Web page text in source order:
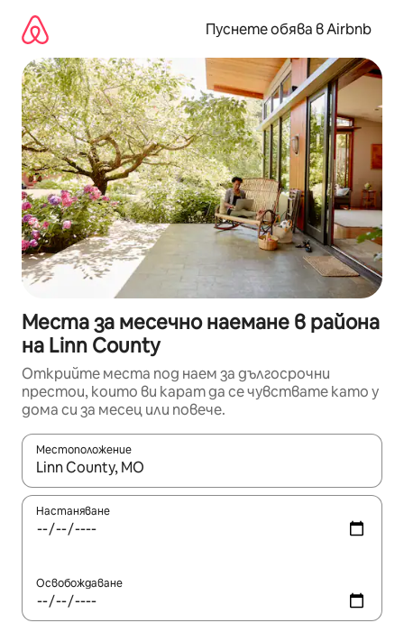
съдържанието
Пуснете обява в Airbnb
Места за месечно наемане в района
на Linn County
Открийте места под наем за дългосрочни
престои, които ви карат да се чувствате като у
дома си за месец или повече.
Местоположение
Когато резултатите се покажат, използвайте
Настаняване
Освобождаване